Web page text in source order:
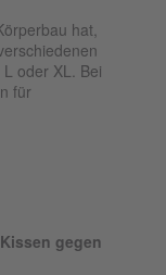
hat,
oder XL. Bei
für
gegen